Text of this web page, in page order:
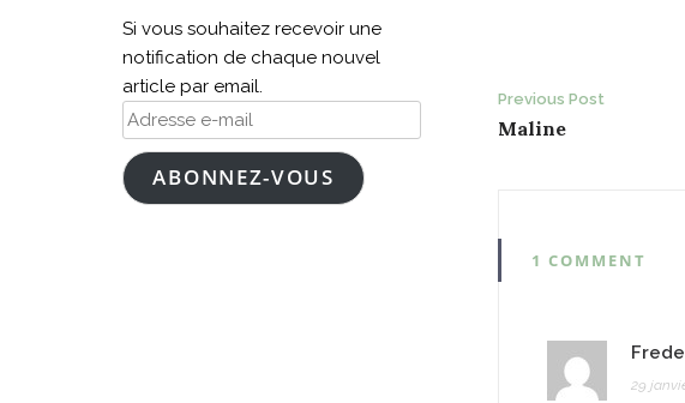
Post
Previous Post
Maline
1 COMMENT
29
Si vous souhaitez recevoir une
notification de chaque nouvel
article par email.
Adresse
e-
mailABONNEZ-VOUS